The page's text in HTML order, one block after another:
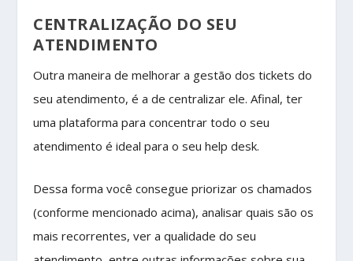
CENTRALIZAÇÃO DO SEU
ATENDIMENTO
Outra maneira de melhorar a gestão dos tickets do
seu atendimento, é a de centralizar ele. Afinal, ter
uma plataforma para concentrar todo o seu
atendimento é ideal para o seu help desk.
Dessa forma você consegue priorizar os chamados
(conforme mencionado acima), analisar quais são os
mais recorrentes, ver a qualidade do seu